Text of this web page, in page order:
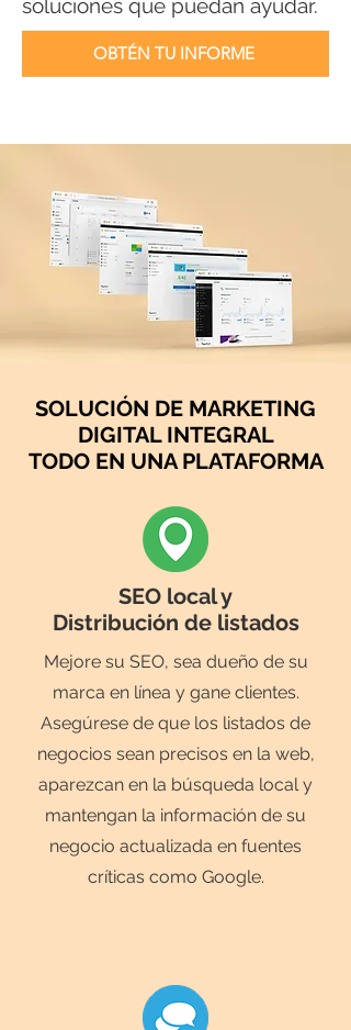
soluciones que puedan ayudar.
OBTÉN TU INFORME
SOLUCIÓN DE MARKETING
DIGITAL INTEGRAL
TODO EN UNA PLATAFORMA
SEO local y
Distribución de listados
Mejore su SEO, sea dueño de su
marca en línea y gane clientes.
Asegúrese de que los listados de
negocios sean precisos en la web,
aparezcan en la búsqueda local y
mantengan la información de su
negocio actualizada en fuentes
críticas como Google.